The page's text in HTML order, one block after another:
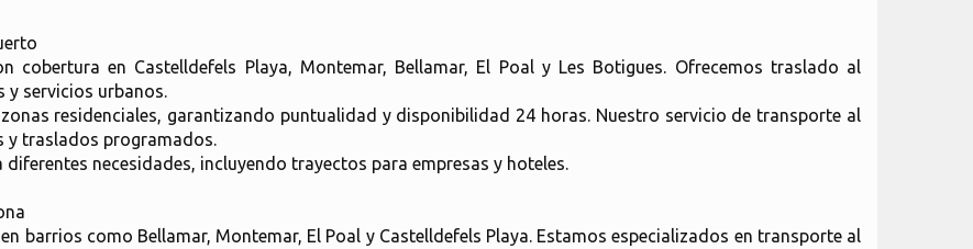
cobertura en Castelldefels Playa, Montemar, Bellamar, El Poal y Les Botigues. Ofrecemos traslado al
y servicios urbanos.
residenciales, garantizando puntualidad y disponibilidad 24 horas. Nuestro servicio de transporte al
y traslados programados.
necesidades, incluyendo trayectos para empresas y hoteles.
barrios como Bellamar, Montemar, El Poal y Castelldefels Playa. Estamos especializados en transporte al